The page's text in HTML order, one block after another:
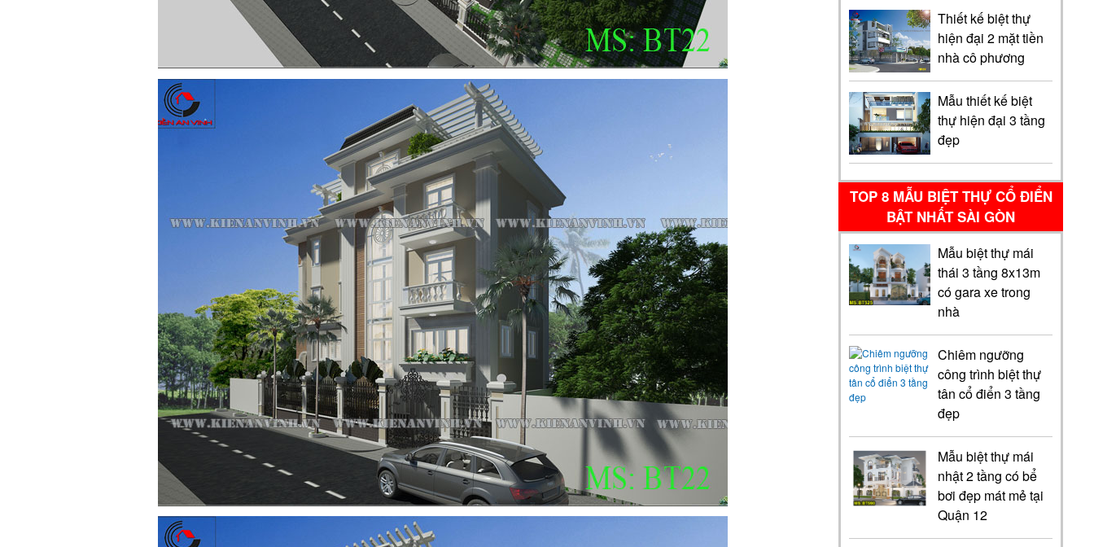
Thiết kế biệt thự
hiện đại 2 mặt tiền
nhà cô phương
Mẫu thiết kế biệt
thự hiện đại 3 tầng
đẹp
TOP 8 MẪU BIỆT THỰ CỔ ĐIỂN
BẬT NHẤT SÀI GÒN
Mẫu biệt thự mái
thái 3 tầng 8x13m
có gara xe trong
nhà
Chiêm ngưỡng
công trình biệt thự
tân cổ điển 3 tầng
đẹp
Mẫu biệt thự mái
nhật 2 tầng có bể
bơi đẹp mát mẻ tại
Quận 12